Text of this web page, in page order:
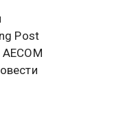
Post